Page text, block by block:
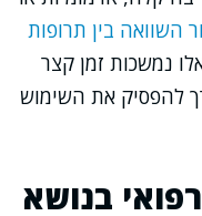
השוואה בין תרופות
נמשכות זמן קצר
להפסיק את השימוש
בנושא